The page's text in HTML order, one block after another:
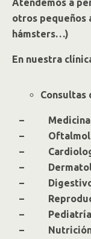
Atendemos a
otros pequeños
hámsters…)
En nuestra
Consultas
– Medicina
–
–
–
–
–
– Pediatría
–